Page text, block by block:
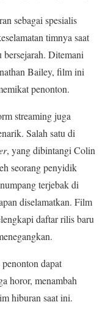
sebagai spesialis
timnya saat
Ditemani
Bailey, film ini
penonton.
streaming juga
Salah satu di
, yang dibintangi Colin
seorang penyidik
terjebak di
diselamatkan. Film
daftar rilis baru
dapat
horor, menambah
hiburan saat ini.